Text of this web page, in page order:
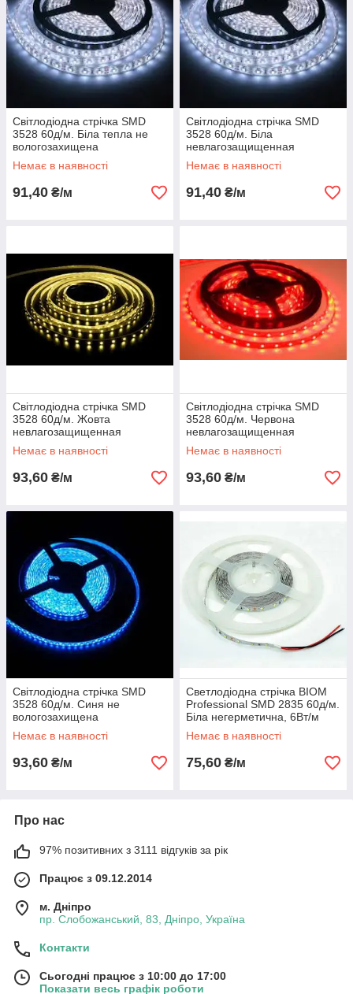
Світлодіодна стрічка SMD
3528 60д/м. Біла тепла не
вологозахищена
Немає в наявності
91,40 ₴/м
Світлодіодна стрічка SMD
3528 60д/м. Біла
невлагозащищенная
Немає в наявності
91,40 ₴/м
Світлодіодна стрічка SMD
3528 60д/м. Жовта
невлагозащищенная
Немає в наявності
93,60 ₴/м
Світлодіодна стрічка SMD
3528 60д/м. Червона
невлагозащищенная
Немає в наявності
93,60 ₴/м
Світлодіодна стрічка SMD
3528 60д/м. Синя не
вологозахищена
Немає в наявності
93,60 ₴/м
Светлодіодна стрічка BIOM
Professional SMD 2835 60д/м.
Біла негерметична, 6Вт/м
Немає в наявності
75,60 ₴/м
Про нас
97% позитивних з 3111 відгуків за рік
Працює з 09.12.2014
м. Дніпро
пр. Слобожанський, 83, Дніпро, Україна
Контакти
Сьогодні працює з 10:00 до 17:00
Показати весь графік роботи